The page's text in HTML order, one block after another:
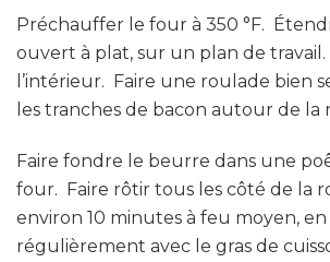
Préchauffer le four à 350 °F.
ouvert à plat, sur un plan de
l’intérieur. Faire une roulade bien
les tranches de bacon autour de la
Faire fondre le beurre dans une
four. Faire rôtir tous les côté de la
environ 10 minutes à feu moyen,
régulièrement avec le gras de